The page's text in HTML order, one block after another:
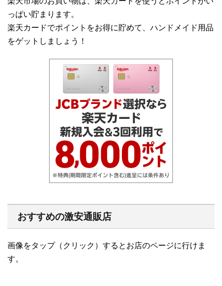
っぱい貯まります。
楽天カードでポイントをお得に貯めて、ハンドメイド用品
をゲットしましょう！
おすすめの激安通販店
画像をタップ（クリック）するとお店のページに行けま
す。